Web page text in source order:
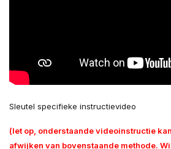
Sleutel specifieke instructievideo
(let op, onderstaande videoinstructie
afwijken van bovenstaande methode.